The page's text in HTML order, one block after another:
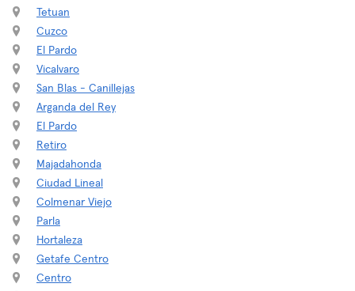
Tetuan
Cuzco
El Pardo
Vicalvaro
San Blas - Canillejas
Arganda del Rey
El Pardo
Retiro
Majadahonda
Ciudad Lineal
Colmenar Viejo
Parla
Hortaleza
Getafe Centro
Centro